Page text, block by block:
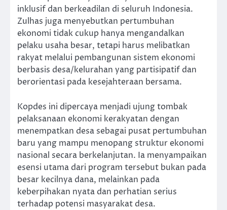
inklusif dan berkeadilan di seluruh Indonesia.
Zulhas juga menyebutkan pertumbuhan
ekonomi tidak cukup hanya mengandalkan
pelaku usaha besar, tetapi harus melibatkan
rakyat melalui pembangunan sistem ekonomi
berbasis desa/kelurahan yang partisipatif dan
berorientasi pada kesejahteraan bersama.
Kopdes ini dipercaya menjadi ujung tombak
pelaksanaan ekonomi kerakyatan dengan
menempatkan desa sebagai pusat pertumbuhan
baru yang mampu menopang struktur ekonomi
nasional secara berkelanjutan. Ia menyampaikan
esensi utama dari program tersebut bukan pada
besar kecilnya dana, melainkan pada
keberpihakan nyata dan perhatian serius
terhadap potensi masyarakat desa.